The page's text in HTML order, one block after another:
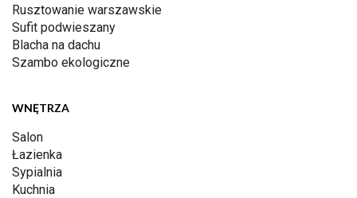
Rusztowanie warszawskie
Sufit podwieszany
Blacha na dachu
Szambo ekologiczne
WNĘTRZA
Salon
Łazienka
Sypialnia
Kuchnia